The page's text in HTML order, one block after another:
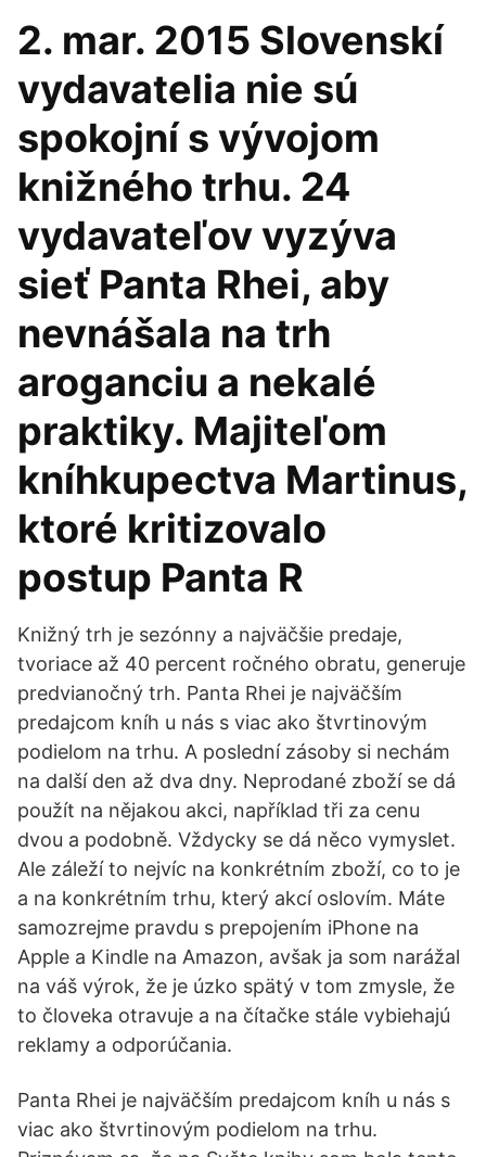
2. mar. 2015 Slovenskí
vydavatelia nie sú
spokojní s vývojom
knižného trhu. 24
vydavateľov vyzýva
sieť Panta Rhei, aby
nevnášala na trh
aroganciu a nekalé
praktiky. Majiteľom
kníhkupectva Martinus,
ktoré kritizovalo
postup Panta R
Knižný trh je sezónny a najväčšie predaje,
tvoriace až 40 percent ročného obratu, generuje
predvianočný trh. Panta Rhei je najväčším
predajcom kníh u nás s viac ako štvrtinovým
podielom na trhu. A poslední zásoby si nechám
na další den až dva dny. Neprodané zboží se dá
použít na nějakou akci, například tři za cenu
dvou a podobně. Vždycky se dá něco vymyslet.
Ale záleží to nejvíc na konkrétním zboží, co to je
a na konkrétním trhu, který akcí oslovím. Máte
samozrejme pravdu s prepojením iPhone na
Apple a Kindle na Amazon, avšak ja som narážal
na váš výrok, že je úzko spätý v tom zmysle, že
to človeka otravuje a na čítačke stále vybiehajú
reklamy a odporúčania.
Panta Rhei je najväčším predajcom kníh u nás s
viac ako štvrtinovým podielom na trhu.